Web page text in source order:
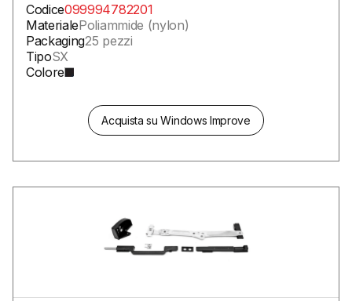
Codice099994782201
MaterialePoliammide (nylon)
Packaging25 pezzi
TipoSX
Colore
Acquista su Windows Improve